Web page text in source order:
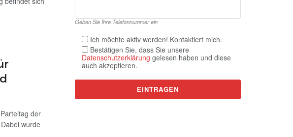
der
wurde
Geben Sie Ihre Telefonnummer ein
Ich möchte aktiv werden! Kontaktiert mich.
Bestätigen Sie, dass Sie unsere
Datenschutzerklärung gelesen haben und diese
auch akzeptieren.